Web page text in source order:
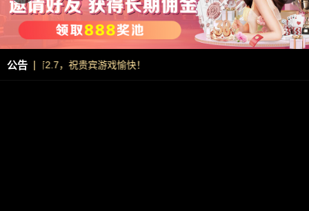
公告 |
冠体育2.7，祝贵宾游戏愉快！